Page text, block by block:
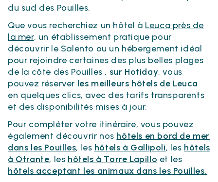
du sud des Pouilles.
Que vous recherchiez un hôtel à Leuca près de
la mer, un établissement pratique pour
découvrir le Salento ou un hébergement idéal
pour rejoindre certaines des plus belles plages
de la côte des Pouilles , sur Hotiday, vous
pouvez réserver les meilleurs hôtels de Leuca
en quelques clics, avec des tarifs transparents
et des disponibilités mises à jour.
Pour compléter votre itinéraire, vous pouvez
également découvrir nos hôtels en bord de mer
dans les Pouilles, les hôtels à Gallipoli, les hôtels
à Otrante, les hôtels à Torre Lapillo et les
hôtels acceptant les animaux dans les Pouilles.